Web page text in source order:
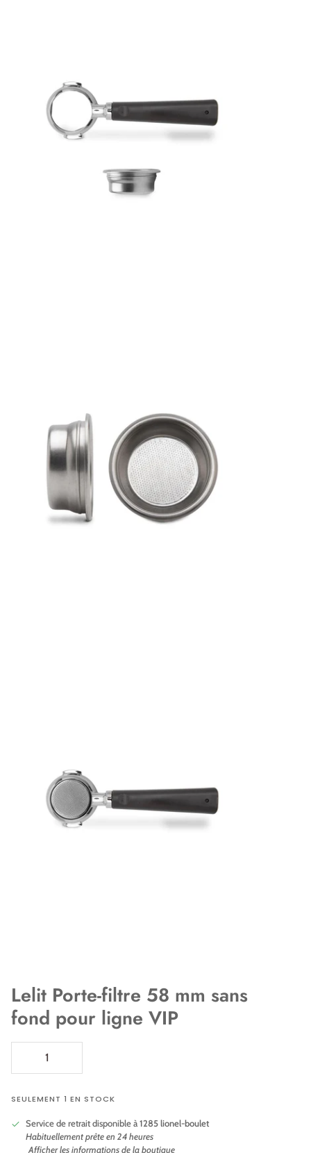
Lelit Porte-filtre 58 mm sans
fond pour ligne VIP
SEULEMENT 1 EN STOCK
Service de retrait disponible à1285 lionel-boulet
Habituellement prête en 24 heures
Afficher les informations de la boutique